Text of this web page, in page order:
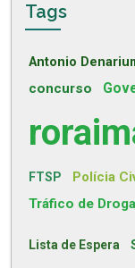
Tags
Antonio
concurso
FTSP Polícia
Tráfico de
Lista de Espera